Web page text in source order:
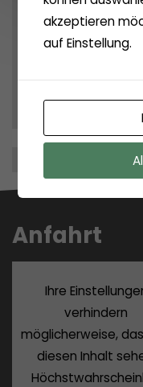
Archives
Anfahrt
Ihre
verhindern
möglicherweise,
diesen Inhalt
akzeptieren
auf Einstellung.